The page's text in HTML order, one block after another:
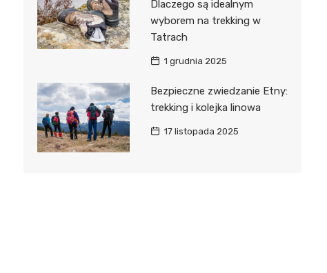
Dlaczego są idealnym
wyborem na trekking w
Tatrach
1 grudnia 2025
Bezpieczne zwiedzanie Etny:
trekking i kolejka linowa
17 listopada 2025